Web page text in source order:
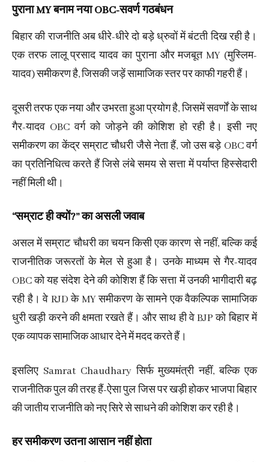
पुराना MY बनाम नया OBC-सवर्ण गठबंधन
बिहार की राजनीति अब धीरे-धीरे दो बड़े ध्रुवों में बंटती दिख रही है।
एक तरफ लालू प्रसाद यादव का पुराना और मजबूत MY (मुस्लिम-
यादव) समीकरण है, जिसकी जड़ें सामाजिक स्तर पर काफी गहरी हैं।
दूसरी तरफ एक नया और उभरता हुआ प्रयोग है, जिसमें सवर्णों के साथ
गैर-यादव OBC वर्ग को जोड़ने की कोशिश हो रही है। इसी नए
समीकरण का केंद्र सम्राट चौधरी जैसे नेता हैं, जो उस बड़े OBC वर्ग
का प्रतिनिधित्व करते हैं जिसे लंबे समय से सत्ता में पर्याप्त हिस्सेदारी
नहीं मिली थी।
“सम्राट ही क्यों?” का असली जवाब
असल में सम्राट चौधरी का चयन किसी एक कारण से नहीं, बल्कि कई
राजनीतिक जरूरतों के मेल से हुआ है। उनके माध्यम से गैर-यादव
OBC को यह संदेश देने की कोशिश हैं कि सत्ता में उनकी भागीदारी बढ़
रही है। वे RJD के MY समीकरण के सामने एक वैकल्पिक सामाजिक
धुरी खड़ी करने की क्षमता रखते हैं। और साथ ही वे BJP को बिहार में
एक व्यापक सामाजिक आधार देने में मदद करते हैं।
इसलिए Samrat Chaudhary सिर्फ मुख्यमंत्री नहीं, बल्कि एक
राजनीतिक पुल की तरह हैं-ऐसा पुल जिस पर खड़ी होकर भाजपा बिहार
की जातीय राजनीति को नए सिरे से साधने की कोशिश कर रही है।
हर समीकरण उतना आसान नहीं होता